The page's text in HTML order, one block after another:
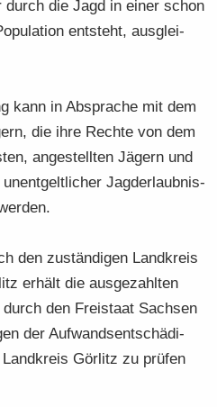
durch die Jagd in einer schon
ent­steht, aus­glei­
kann in Ab­spra­che mit dem
die ihre Rech­te von dem
an­ge­stell­ten Jä­gern und
un­ent­gelt­li­cher Jagd­er­laub­nis­
den zu­stän­di­gen Land­kreis
er­hält die aus­ge­zahl­ten
den Frei­staat Sach­sen
der Auf­wands­ent­schä­di­
Gör­litz zu prü­fen